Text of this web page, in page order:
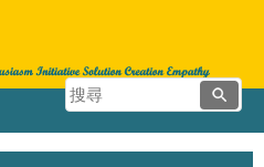
搜
尋